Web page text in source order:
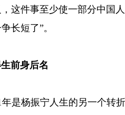
这件事至少使一部分中国
长短了”。
前身后名
年是杨振宁人生的另一个转